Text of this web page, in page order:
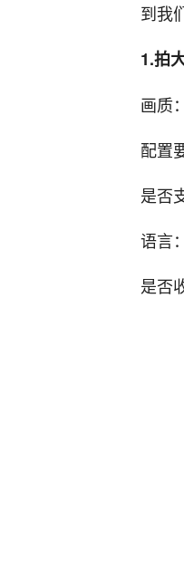
到我
1.拍
画
配置
是否
语言
是否